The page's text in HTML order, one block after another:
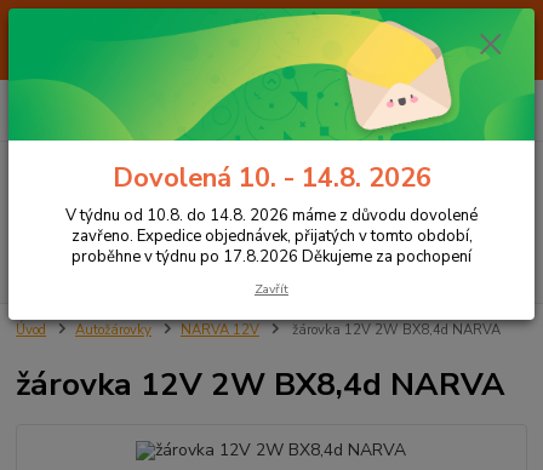
Od 7.8. do 14.8. 2026 máme z důvodu dovolené ZAVŘENO. Expedice
objednávek, přijatých v tomto období, proběhne v týdnu po 17.8.2026
Děkujeme za pochopení
CZK
Hledat
+420 605 283 713
za0,00 Kč
Úvod Autožárovky NARVA 12V žárovka 12V 2W BX8,4d NARVA
žárovka 12V 2W BX8,4d NARVA
Dovolená 10. - 14.8. 2026
V týdnu od 10.8. do 14.8. 2026 máme z důvodu dovolené
zavřeno. Expedice objednávek, přijatých v tomto období,
proběhne v týdnu po 17.8.2026 Děkujeme za pochopení
Zavřít